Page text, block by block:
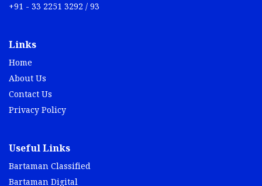
+91 - 33 2251 3292 / 93
Links
Home
About Us
Contact Us
Privacy Policy
Useful Links
Bartaman Classified
Bartaman Digital